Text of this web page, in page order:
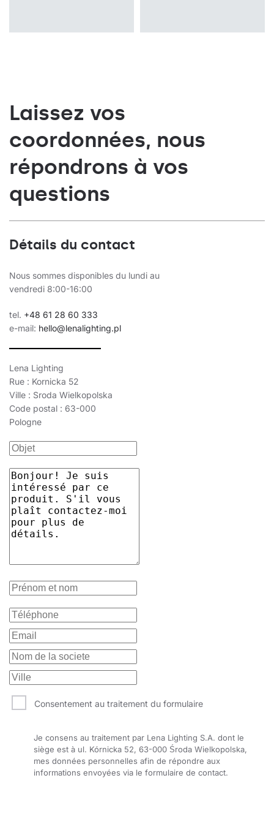
Laissez vos
coordonnées, nous
répondrons à vos
questions
Détails du contact
Nous sommes disponibles du lundi au
vendredi 8:00-16:00
tel. +48 61 28 60 333
e-mail: hello@lenalighting.pl
Lena Lighting
Rue : Kornicka 52
Ville : Sroda Wielkopolska
Code postal : 63-000
Pologne
Consentement au traitement du formulaire
Je consens au traitement par Lena Lighting S.A. dont le
siège est à ul. Kórnicka 52, 63-000 Środa Wielkopolska,
mes données personnelles afin de répondre aux
informations envoyées via le formulaire de contact.